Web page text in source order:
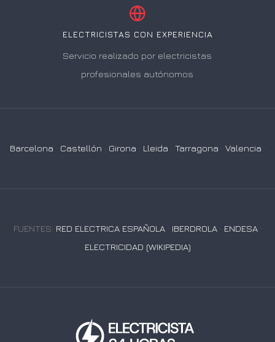
ELECTRICISTAS CON EXPERIENCIA
Servicio realizado por electricistas
profesionales autónomos
Barcelona · Castellón · Girona · Lleida · Tarragona · Valencia ·
FUENTES: RED ELECTRICA ESPAÑOLA· IBERDROLA· ENDESA·
ELECTRICIDAD (WIKIPEDIA)